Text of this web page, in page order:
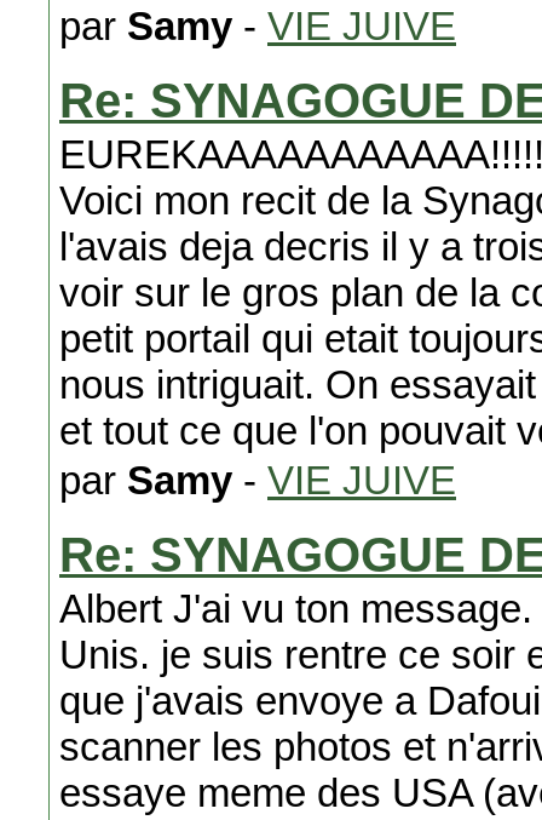
par Samy - VIE JUIVE
Re: SYNAGOGUE
Voici mon recit de la
l'avais deja decris il y a
voir sur le gros plan de la
petit portail qui etait
nous intriguait. On
et tout ce que l'on pouvait
par Samy - VIE JUIVE
Re: SYNAGOGUE
Albert J'ai vu ton
Unis. je suis rentre ce soir
que j'avais envoye a
scanner les photos et
essaye meme des USA